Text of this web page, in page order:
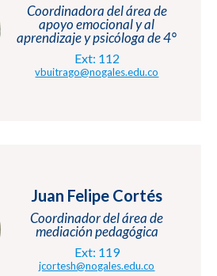
Coordinadora del área de
apoyo emocional y al
aprendizaje y psicóloga de 4°
Ext: 112
vbuitrago@nogales.edu.co
Juan Felipe Cortés
Coordinador del área de
mediación pedagógica
Ext: 119
jcortesh@nogales.edu.co